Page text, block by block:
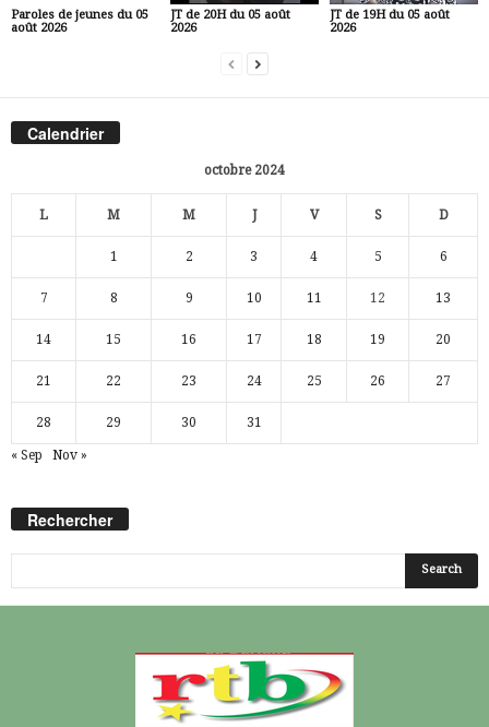
Paroles de jeunes du 05
août 2026
JT de 20H du 05 août
2026
JT de 19H du 05 août
2026
Calendrier
octobre 2024
L M M J V S D
1 2 3 4 5 6
7 8 9 10 11 12 13
14 15 16 17 18 19 20
21 22 23 24 25 26 27
28 29 30 31
« Sep Nov »
Rechercher